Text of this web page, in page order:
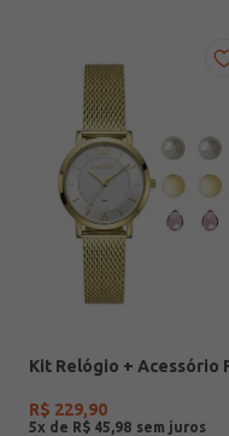
R$ 229,90
5x de R$ 45 98